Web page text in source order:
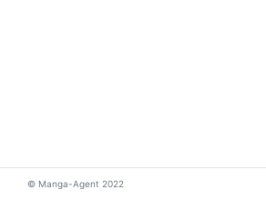
© Manga-Agent 2022